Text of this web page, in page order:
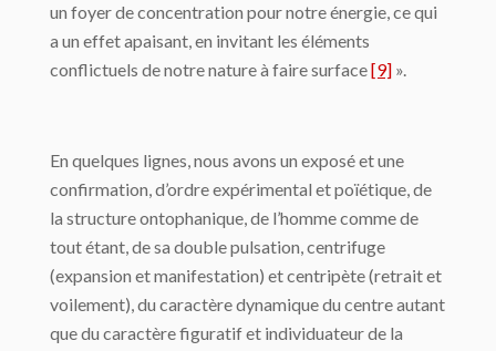
un foyer de concentration pour notre énergie, ce qui
a un effet apaisant, en invitant les éléments
conflictuels de notre nature à faire surface[9] ».
En quelques lignes, nous avons un exposé et une
confirmation, d’ordre expérimental et poïétique, de
la structure ontophanique, de l’homme comme de
tout étant, de sa double pulsation, centrifuge
(expansion et manifestation) et centripète (retrait et
voilement), du caractère dynamique du centre autant
que du caractère figuratif et individuateur de la